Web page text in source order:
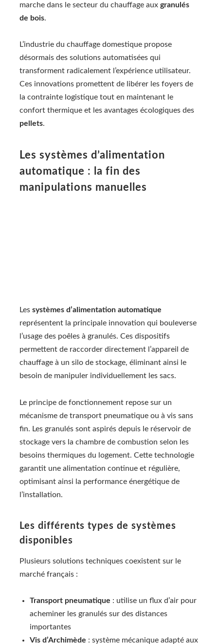
marche dans le secteur du chauffage aux granulés
de bois.
L’industrie du chauffage domestique propose
désormais des solutions automatisées qui
transforment radicalement l’expérience utilisateur.
Ces innovations promettent de libérer les foyers de
la contrainte logistique tout en maintenant le
confort thermique et les avantages écologiques des
pellets.
Les systèmes d’alimentation
automatique : la fin des
manipulations manuelles
Les systèmes d’alimentation automatique
représentent la principale innovation qui bouleverse
l’usage des poêles à granulés. Ces dispositifs
permettent de raccorder directement l’appareil de
chauffage à un silo de stockage, éliminant ainsi le
besoin de manipuler individuellement les sacs.
Le principe de fonctionnement repose sur un
mécanisme de transport pneumatique ou à vis sans
fin. Les granulés sont aspirés depuis le réservoir de
stockage vers la chambre de combustion selon les
besoins thermiques du logement. Cette technologie
garantit une alimentation continue et régulière,
optimisant ainsi la performance énergétique de
l’installation.
Les différents types de systèmes
disponibles
Plusieurs solutions techniques coexistent sur le
marché français :
Transport pneumatique : utilise un flux d’air pour
acheminer les granulés sur des distances
importantes
Vis d’Archimède : système mécanique adapté aux